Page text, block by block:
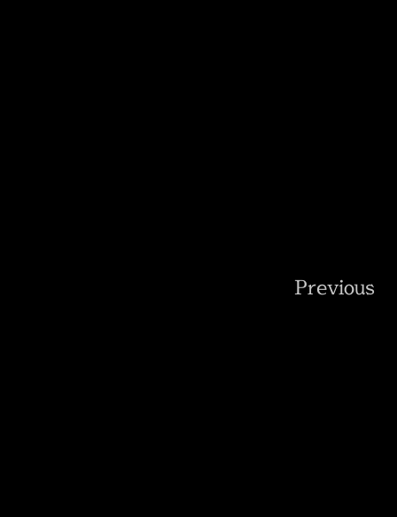
Previous